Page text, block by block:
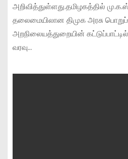
அறிவித்துள்ளது.தமிழகத்தில்
தலைமையிலான திமுக அரசு
அறநிலையத்துறையின்
வரவு…